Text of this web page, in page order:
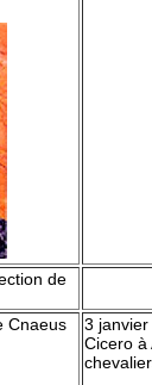
de
Cnaeus
3
Cicero à